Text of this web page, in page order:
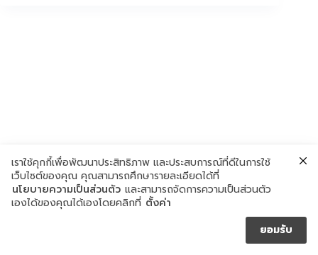
เราใช้คุกกี้เพื่อพัฒนาประสิทธิภาพ และประสบการณ์ที่ดีในการใช้
เว็บไซต์ของคุณ คุณสามารถศึกษารายละเอียดได้ที่
นโยบายความเป็นส่วนตัว และสามารถจัดการความเป็นส่วนตัว
เองได้ของคุณได้เองโดยคลิกที่ ตั้งค่า
ยอมรับ